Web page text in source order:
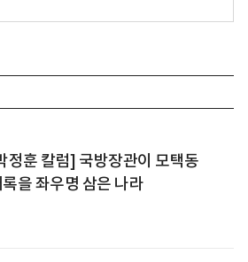
정훈 칼럼] 국방장관이 모택동
록을 좌우명 삼은 나라